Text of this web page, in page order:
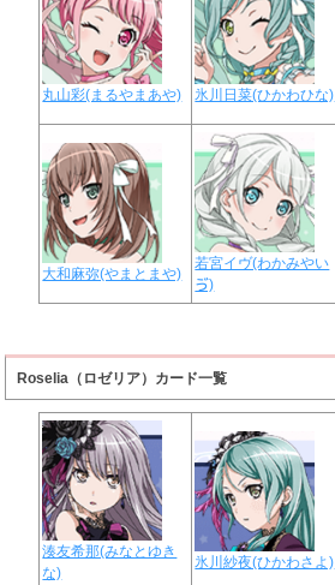
丸山彩(まるやまあや) 氷川日菜(ひかわひな)
大和麻弥(やまとまや)
若宮イヴ(わかみやい
ゔ)
Roselia（ロゼリア）カード一覧
湊友希那(みなとゆき
な)
氷川紗夜(ひかわさよ)